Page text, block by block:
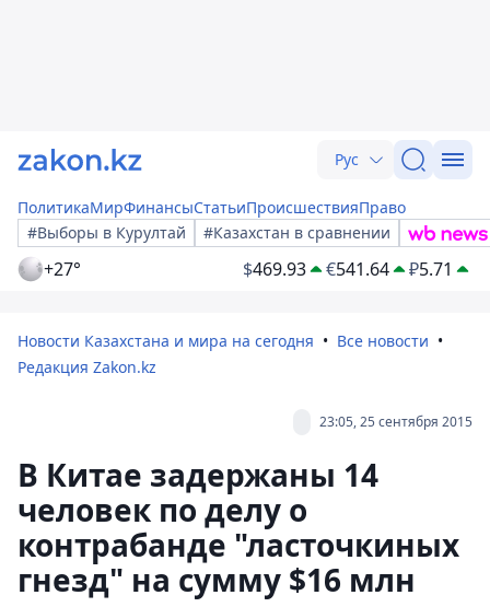
Рус
ПолитикаМирФинансыСтатьиПроисшествияПраво
#Выборы в Курултай
#Казахстан в сравнении
+27° $469.93 €541.64 ₽5.71
Новости Казахстана и мира на сегодня
Все новости
Редакция Zakon.kz
23:05, 25 сентября 2015
В Китае задержаны 14
человек по делу о
контрабанде "ласточкиных
гнезд" на сумму $16 млн